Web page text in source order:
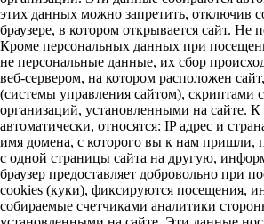
этих данных можно запретить, отключив
браузере, в котором открывается сайт. Не
Кроме персональных данных при
не персональные данные, их сбор
веб-сервером, на котором расположен
(системы управления сайтом), скриптами
организаций, установленными на сайте.
автоматически, относятся: IP адрес и
имя домена, с которого вы к нам пришли,
с одной страницы сайта на другую,
браузер предоставляет добровольно при
cookies (куки), фиксируются посещения,
собираемые счетчиками аналитики